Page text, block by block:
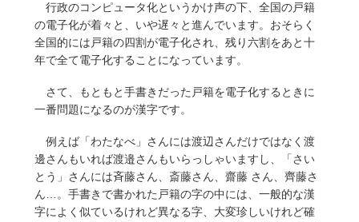
行政のコンピュータ化というかけ声の下、全国の戸籍
の電子化が着々と、いや遅々と進んでいます。おそらく
全国的には戸籍の四割が電子化され、残り六割をあと十
年で全て電子化することになっています。
さて、もともと手書きだった戸籍を電子化するときに
一番問題になるのが漢字です。
例えば「わたなべ」さんには渡辺さんだけではなく渡
邊さんもいれば渡邉さんもいらっしゃいますし、「さい
とう」さんには斉藤さん、斎藤さん、齋藤 さん、齊藤さ
ん…。手書きで書かれた戸籍の字の中には、一般的な漢
字によく似ているけれど異なる字、大変珍しいけれど確